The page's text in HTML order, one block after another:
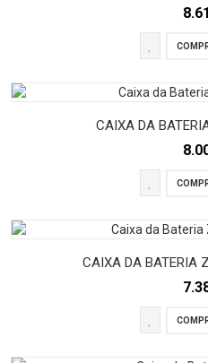
CAIXA DA
CAIXA DA BATERIA